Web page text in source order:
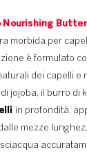
Nourishing
morbida per
è formulato
dei capelli e
di jojoba, il burro di
in profondità,
mezze